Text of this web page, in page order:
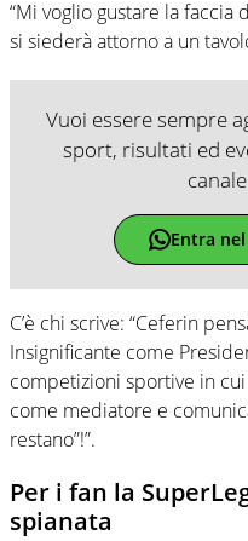
“Mi voglio gustare la
si siederà attorno a un
Vuoi essere sempre
sport, risultati ed
canale
Entra
C’è chi scrive: “Ceferin
Insignificante come
competizioni sportive in
come mediatore e
restano”!”.
Per i fan la
spianata